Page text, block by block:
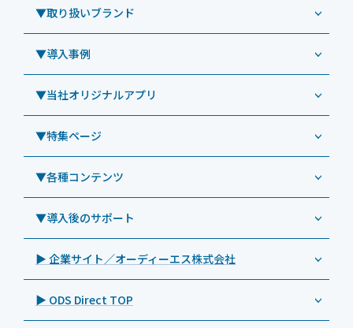
Windowsタブレット TW2A-NF9LTA
Windowsタブレット TW2A-N9LTA
Windowsタブレット TW2A-N9LT
Windowsタブレット TW2A-E9LT
Androidタブレット TA2C-NF8
Androidタブレット TA2C-NF8BL
Androidタブレット TA2C-CS8
Androidタブレット TA2C-CS8BL
Androidタブレット TA2C-DR94G
Androidタブレット TA2C-M8AC
Androidタブレット TA2C-M8
コールセンター
CRMシステム「カイゼンコール」
リペアサービス
教育機関向けiPad修理パック
社内ヘルプデスク代行サービス
教育機関向けiPad管理運用パック
教育機関向けICT支援ソリューション
教育機関向けネットワーク機器導入保守
キッティング
自治体向けDXソリューションサービス
法人向けiPad修理＆デバイス買取サービス
▼取り扱いブランド
ODS（オーディーエス）
LG（エルジー）
ViewSonic（ビューソニック）
PHILIPS（フィリップス）
DynaScan（ダイナスキャン）
SAMSUNG（サムスン）
Goodview（グッドビュー）
Cloudpoint（クラウドポイント）
BenQ（ベンキュー）
Magconn（マグコン）
▼導入事例
導入事例（業務用タブレット、デジタルサイネージほか）
事例：業務用タブレット端末
事例：業務用サイネージ・プロジェクター
事例：業務用オーディオ・その他AV機器
事例：サービス
▼当社オリジナルアプリ
業務効率化アプリ「NFCオプティマイザー」
サポート支援アプリ「ログ送信アプリ」
MDMアプリ「Tablet Control」
▼特集ページ
業務用タブレット
>特長1：USB Type-Aポート
>特長2：microHDMIポート
>特長3：AC常時給電タイプ
>飲食向けタブレット
>ホテル向けタブレット
▼各種コンテンツ
特集記事
製品カタログ
プレスリリース
製品写真
▼導入後のサポート
オーディーエスPCカスタマーセンター
▶ 企業サイト／オーディーエス株式会社
▶ ODS Direct TOP